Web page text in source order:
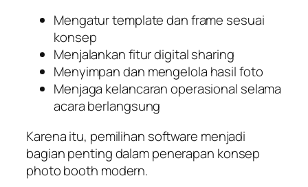
Mengatur template dan frame sesuai
konsep
Menjalankan fitur digital sharing
Menyimpan dan mengelola hasil foto
Menjaga kelancaran operasional selama
acara berlangsung
Karena itu, pemilihan software menjadi
bagian penting dalam penerapan konsep
photo booth modern.